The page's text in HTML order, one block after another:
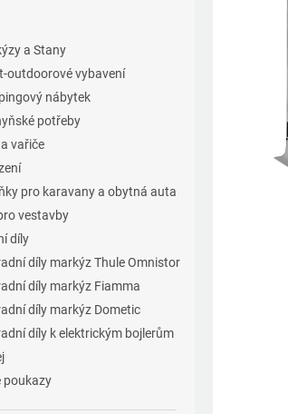
a Stany
outdoorové vybavení
nábytek
potřeby
vařiče
pro karavany a obytná auta
vestavby
díly
díly markýz Thule Omnistor
díly markýz Fiamma
díly markýz Dometic
díly k elektrickým bojlerům
poukazy